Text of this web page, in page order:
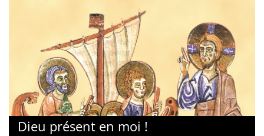
Dieu présent en moi !